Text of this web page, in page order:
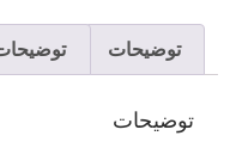
توضیحات
توضیحات